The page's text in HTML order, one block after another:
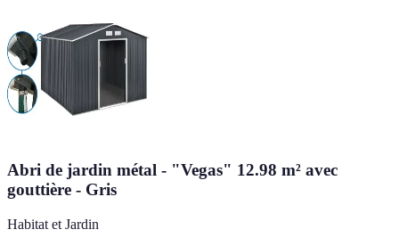
Abri de jardin métal - "Vegas" 12.98 m² avec
gouttière - Gris
Habitat et Jardin